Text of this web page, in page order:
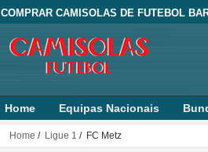
COMPRAR CAMISOLAS DE FUTEBOL
Home Equipas Nacionais
Home / Ligue 1 / FC Metz